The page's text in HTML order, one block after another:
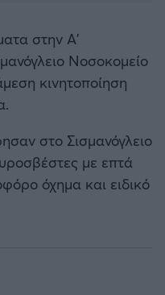
στην Α'
Νοσοκομείο
κινητοποίηση
στο Σισμανόγλειο
με επτά
όχημα και ειδικό